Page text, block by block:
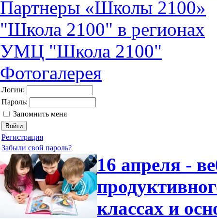
Партнеры «Школы 2100»
"Школа 2100" в регионах
УМЦ "Школа 2100"
Фотогалерея
Логин:
Пароль:
Запомнить меня
Регистрация
Забыли свой пароль?
16 апреля -
классах и